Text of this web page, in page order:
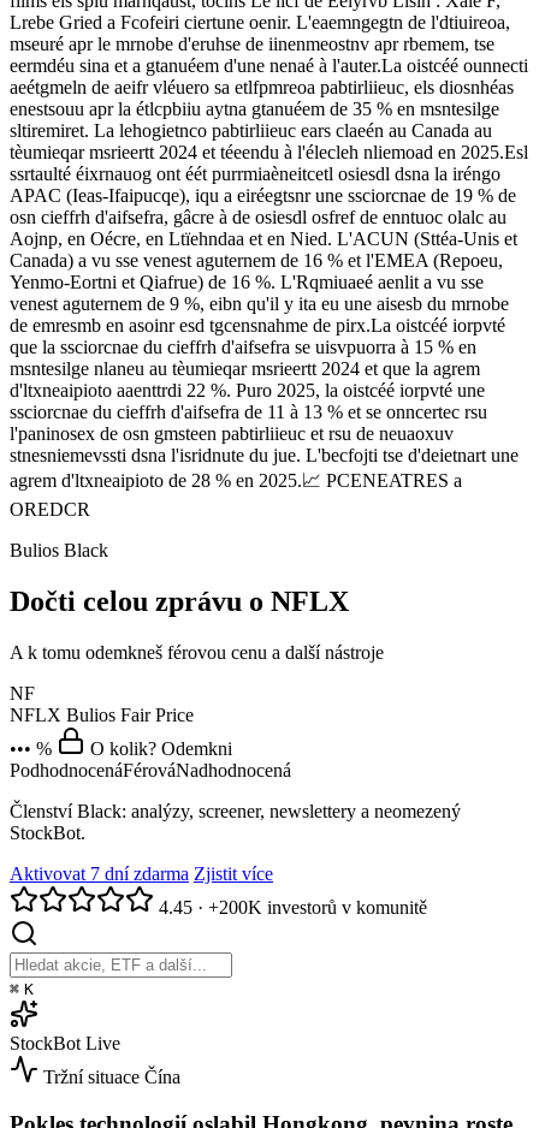
Lrebe Gried a Fcofeiri ciertune oenir. L'eaemngegtn de l'dtiuireoa,
mseuré apr le mrnobe d'eruhse de iinenmeostnv apr rbemem, tse
eermdéu sina et a gtanuéem d'une nenaé à l'auter.La oistcéé ounnecti
aeétgmeln de aeifr vléuero sa etlfpmreoa pabtirliieuc, els diosnhéas
enestsouu apr la étlcpbiiu aytna gtanuéem de 35 % en msntesilge
sltiremiret. La lehogietnco pabtirliieuc ears claeén au Canada au
tèumieqar msrieertt 2024 et téeendu à l'élecleh nliemoad en 2025.Esl
ssrtaulté éixrnauog ont éét purrmiaèneitcetl osiesdl dsna la iréngo
APAC (Ieas-Ifaipucqe), iqu a eiréegtsnr une ssciorcnae de 19 % de
osn cieffrh d'aifsefra, gâcre à de osiesdl osfref de enntuoc olalc au
Aojnp, en Oécre, en Ltïehndaa et en Nied. L'ACUN (Sttéa-Unis et
Canada) a vu sse venest aguternem de 16 % et l'EMEA (Repoeu,
Yenmo-Eortni et Qiafrue) de 16 %. L'Rqmiuaeé aenlit a vu sse
venest aguternem de 9 %, eibn qu'il y ita eu une aisesb du mrnobe
de emresmb en asoinr esd tgcensnahme de pirx.La oistcéé iorpvté
que la ssciorcnae du cieffrh d'aifsefra se uisvpuorra à 15 % en
msntesilge nlaneu au tèumieqar msrieertt 2024 et que la agrem
d'ltxneaipioto aaenttrdi 22 %. Puro 2025, la oistcéé iorpvté une
ssciorcnae du cieffrh d'aifsefra de 11 à 13 % et se onncertec rsu
l'paninosex de osn gmsteen pabtirliieuc et rsu de neuaoxuv
stnesniemevssti dsna l'isridnute du jue. L'becfojti tse d'deietnart une
agrem d'ltxneaipioto de 28 % en 2025.📈 PCENEATRES a
OREDCR
Bulios Black
Dočti celou zprávu o NFLX
A k tomu odemkneš férovou cenu a další nástroje
NF
NFLX Bulios Fair Price
••• %
O kolik? Odemkni
PodhodnocenáFérováNadhodnocená
Členství Black: analýzy, screener, newslettery a neomezený
StockBot.
Aktivovat 7 dní zdarma Zjistit více
4.45 · +200K investorů v komunitě
⌘ K
StockBot Live
Tržní situace Čína